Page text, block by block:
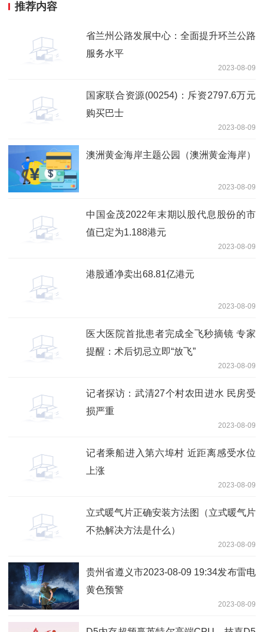
推荐内容
省兰州公路发展中心：全面提升环兰公路
服务水平
2023-08-09
国家联合资源(00254)：斥资2797.6万元
购买巴士
2023-08-09
澳洲黄金海岸主题公园（澳洲黄金海岸）
2023-08-09
中国金茂2022年末期以股代息股份的市
值已定为1.188港元
2023-08-09
港股通净卖出68.81亿港元
2023-08-09
医大医院首批患者完成全飞秒摘镜 专家
提醒：术后切忌立即“放飞”
2023-08-09
记者探访：武清27个村农田进水 民房受
损严重
2023-08-09
记者乘船进入第六埠村 近距离感受水位
上涨
2023-08-09
立式暖气片正确安装方法图（立式暖气片
不热解决方法是什么）
2023-08-09
贵州省遵义市2023-08-09 19:34发布雷电
黄色预警
2023-08-09